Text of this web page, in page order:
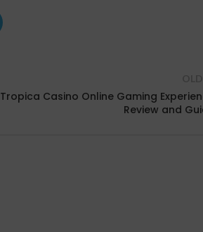
Tropica Casino Online Gaming
Review and